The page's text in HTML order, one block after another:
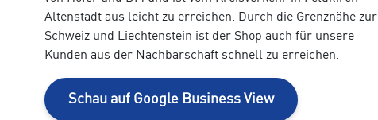
Altenstadt aus leicht zu erreichen. Durch die Grenznähe zur
Schweiz und Liechtenstein ist der Shop auch für unsere
Kunden aus der Nachbarschaft schnell zu erreichen.
Schau auf Google Business View